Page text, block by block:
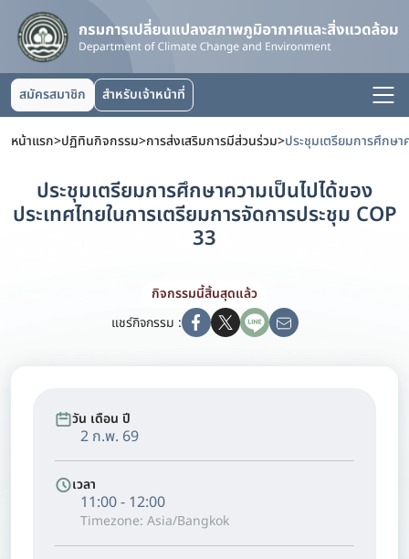
สมัครสมาชิก สำหรับเจ้าหน้าที่
หน้าแรก>ปฏิทินกิจกรรม>การส่งเสริมการมีส่วนร่วม>
ประชุมเตรียมการศึกษาความเป็นไปได้ของ
ประเทศไทยในการเตรียมการจัดการประชุม COP
33
กิจกรรมนี้สิ้นสุดแล้ว
แชร์กิจกรรม :
วัน เดือน ปี
2 ก.พ. 69
เวลา
11:00 - 12:00
Timezone: Asia/Bangkok